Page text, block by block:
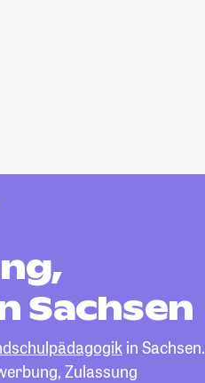
Sachsen
in Sachsen.
Zulassung